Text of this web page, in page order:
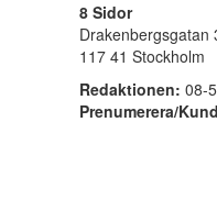
8 Sidor
Drakenbergsgatan
117 41 Stockholm
Redaktionen: 08-
Prenumerera/